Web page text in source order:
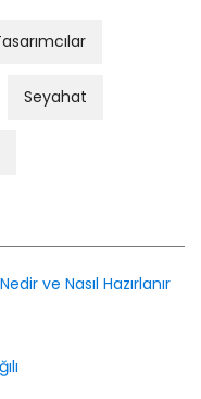
Seyahat
ve Nasıl Hazırlanır